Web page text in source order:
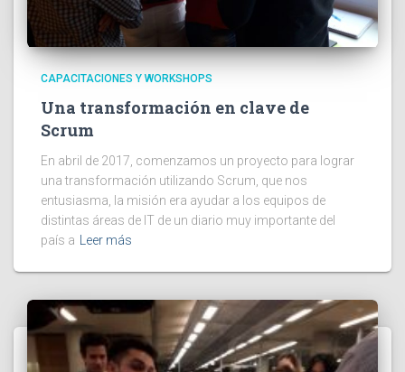
CAPACITACIONES Y WORKSHOPS
Una transformación en clave de
Scrum
En abril de 2017, comenzamos un proyecto para lograr
una transformación utilizando Scrum, que nos
entusiasma, la misión era ayudar a los equipos de
distintas áreas de IT de un diario muy importante del
país a
Leer más